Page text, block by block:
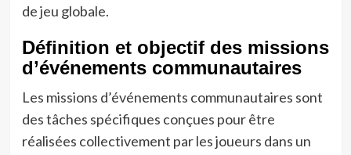
de jeu globale.
Définition et objectif des missions
d’événements communautaires
Les missions d’événements communautaires sont
des tâches spécifiques conçues pour être
réalisées collectivement par les joueurs dans un